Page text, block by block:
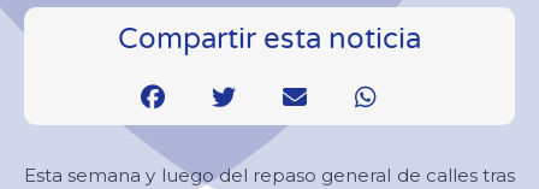
Compartir esta noticia
Esta semana y luego del repaso general de calles tras